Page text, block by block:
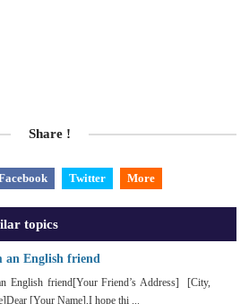
Share !
Twitter More
topics
an English friend
English friend[Your Friend’s Address] [City,
[Your Name],I hope thi ...